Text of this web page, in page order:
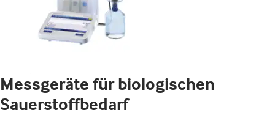
Messgeräte für biologischen
Sauerstoffbedarf